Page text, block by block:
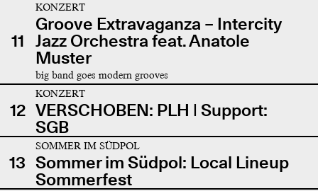
11
KONZERT
Groove Extravaganza – Intercity
Jazz Orchestra feat. Anatole
Muster
big band goes modern grooves
12
KONZERT
VERSCHOBEN: PLH | Support:
SGB
13
SOMMER IM SÜDPOL
Sommer im Südpol: Local Lineup
Sommerfest